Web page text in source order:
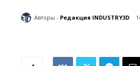
Авторы - Редакция INDUSTRY3D